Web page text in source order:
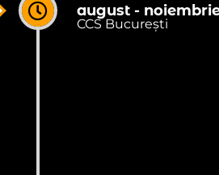
august -
CCS București